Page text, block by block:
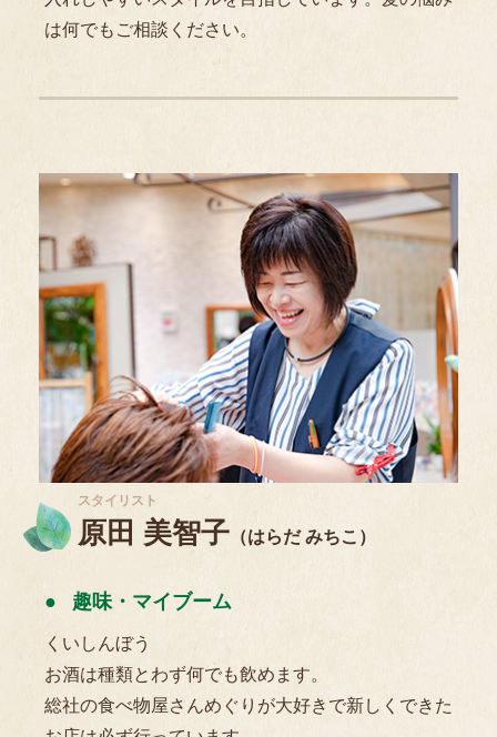
は何でもご相談ください。
スタイリスト
原田 美智子 （はらだ みちこ）
趣味・マイブーム
くいしんぼう
お酒は種類とわず何でも飲めます。
総社の食べ物屋さんめぐりが大好きで新しくできた